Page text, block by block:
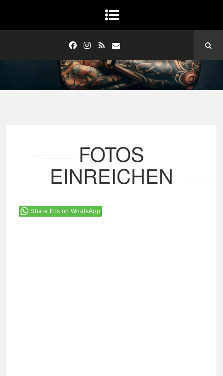
FOTOS
EINREICHEN
Share this on WhatsApp